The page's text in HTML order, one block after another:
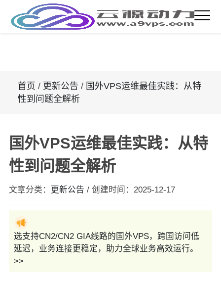
首页 / 更新公告 / 国外VPS运维最佳实践：从特
性到问题全解析
国外VPS运维最佳实践：从特
性到问题全解析
文章分类： 更新公告 / 创建时间： 2025-12-17
选支持CN2/CN2 GIA线路的国外VPS，跨国访问低
延迟，业务连接更稳定，助力全球业务高效运行。
>>